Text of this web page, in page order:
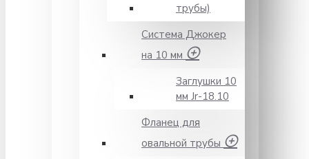
трубы)
Система Джокер
на 10 мм
Заглушки 10
мм Jr-18.10
Фланец для
овальной трубы